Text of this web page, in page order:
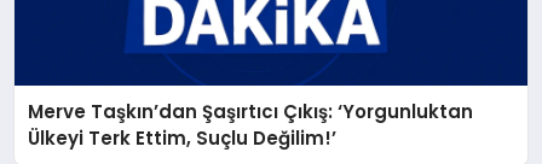
Merve Taşkın’dan Şaşırtıcı Çıkış: ‘Yorgunluktan
Ülkeyi Terk Ettim, Suçlu Değilim!’